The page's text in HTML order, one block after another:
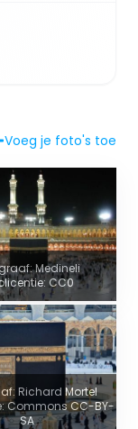
Voeg je foto's toe
Medineli
CC0
Richard Mortel
Commons CC-BY-
SA